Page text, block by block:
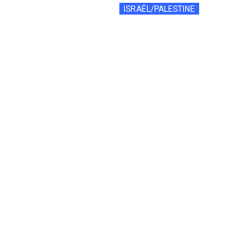
ISRAËL/PALESTINE